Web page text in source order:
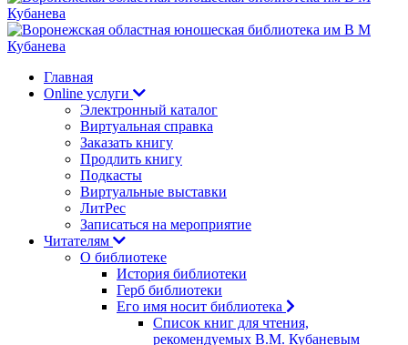
Главная
Online услуги
Электронный каталог
Виртуальная справка
Заказать книгу
Продлить книгу
Подкасты
Виртуальные выставки
ЛитРес
Записаться на мероприятие
Читателям
О библиотеке
История библиотеки
Герб библиотеки
Его имя носит библиотека
Список книг для чтения,
рекомендуемых В.М. Кубаневым